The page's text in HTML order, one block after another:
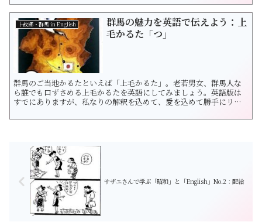
になる機会になれば幸いです。それではいってみよう！ 上毛かるた
「た」 「た」＝滝は吹割 片品渓谷 （たきはふきわりかたしな...
├故郷・群馬 in English
群馬の魅力を英語で伝えよう：上
毛かるた「つ」
群馬のご当地かるたといえば「上毛かるた」。老若男女、群馬人な
ら誰でも口ずさめる上毛かるたを英語にしてみましょう。英語版は
すでにありますが、私なりの解釈を込めて、愛を込めて勝手にリニ
になる機会になれば幸いです。それではいってみよう！ 上毛かるた
サザエさんで学ぶ「昭和」と「English」No.2：配給